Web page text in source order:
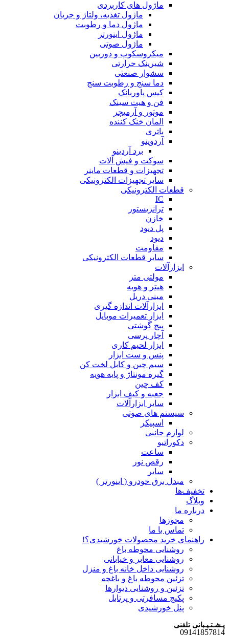
ماژول های کاربردی
ماژول تغذیه، ولتاژ و جریان
ماژول دما و رطوبت
ماژول اینورتر
ماژول صوتی
میکروسکوپ و دوربین
شیرینک حرارتی
سشوار صنعتی
دما سنج و رطوبت سنج
کیس پاوربانک
فن و هیت سینک
موتور و آرمیچر
المان خنک کننده
باتری
آردوینو
برد آردینو
سوکت و فیش آلات
تجهیزات و قطعات ماینر
سایر تجهیزات الکترونیکی
قطعات الکترونیکی
IC
ترانزیستور
خازن
پل دیود
دیود
مقاومت
سایر قطعات الکترونیکی
ابزارآلات
مولتی متر
هیتر و هویه
مینی دریل
ابزارآلات اندازه گیری
ابزار تعمیرات موبایل
پیچ گوشتی
آچار پرسی
ابزار لحیم کاری
پنس و ست ابزار
سیم چین و کابل لخت کن
گیره مونتاژ و پایه هویه
کف چین
جعبه و کیف ابزار
سایر ابزارآلات
سیستم های صوتی
اسپیکر
لوازم جانبی
دکوراتیو
ساعت
رقص نور
سایر
مبدل برق خودرو ( اینورتر )
تخفیف‌ها
وبلاگ
درباره ما
مجوزها
تماس با ما
راهنمای خرید محصولات خورشیدی؟!
روشنایی محوطه باغ
روشنایی معابر و خیابانی
روشنایی داخل خانه باغ و منزل
تزئین محوطه باغ و باغچه
تزئین و روشنایی دیوارها
پکیج مسافرتی و پرتابل
پنل خورشیدی
پـشـتـیـبانی تلفنی
09141857814